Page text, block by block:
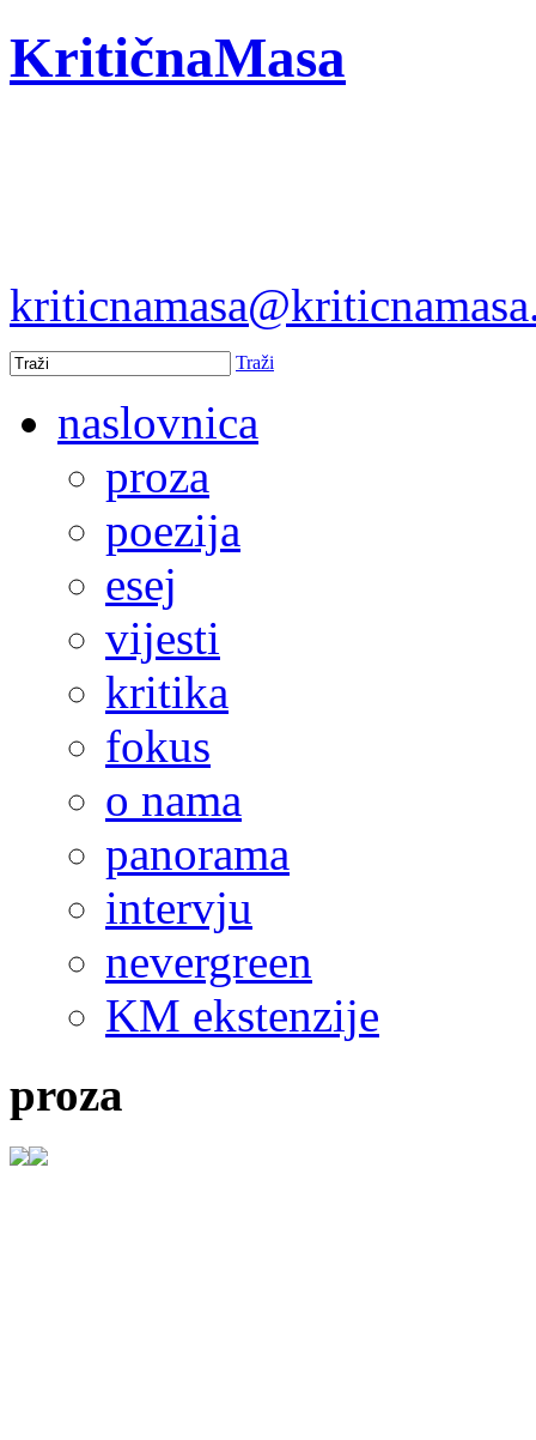
KritičnaMasa
Traži
naslovnica
proza
poezija
esej
vijesti
kritika
fokus
o nama
panorama
intervju
nevergreen
KM ekstenzije
proza